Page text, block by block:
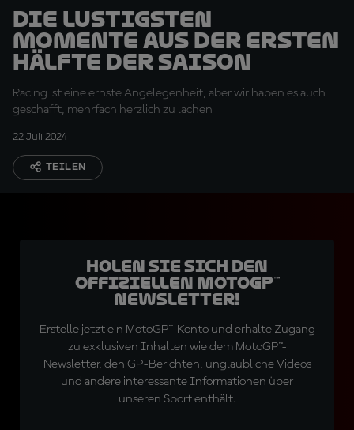
Die lustigsten
Momente aus der ersten
Hälfte der Saison
Racing ist eine ernste Angelegenheit, aber wir haben es auch
geschafft, mehrfach herzlich zu lachen
22 Juli 2024
TEILEN
Holen Sie sich den
offiziellen MotoGP™
Newsletter!
Erstelle jetzt ein MotoGP™-Konto und erhalte Zugang
zu exklusiven Inhalten wie dem MotoGP™-
Newsletter, den GP-Berichten, unglaubliche Videos
und andere interessante Informationen über
unseren Sport enthält.